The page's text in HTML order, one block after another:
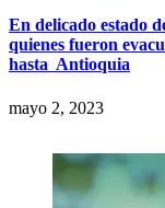
En delicado estado
quienes fueron
hasta Antioquia
mayo 2, 2023